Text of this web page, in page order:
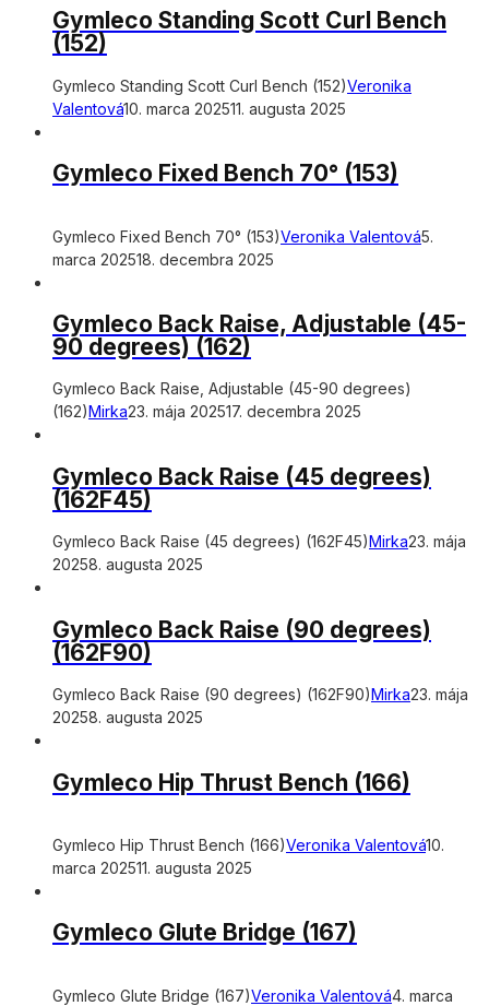
Gymleco Standing Scott Curl Bench
(152)
Gymleco Standing Scott Curl Bench (152)Veronika
Valentová10. marca 202511. augusta 2025
Gymleco Fixed Bench 70° (153)
Gymleco Fixed Bench 70° (153)Veronika Valentová5.
marca 202518. decembra 2025
Gymleco Back Raise, Adjustable (45-
90 degrees) (162)
Gymleco Back Raise, Adjustable (45-90 degrees)
(162) Mirka23. mája 202517. decembra 2025
Gymleco Back Raise (45 degrees)
(162F45)
Gymleco Back Raise (45 degrees) (162F45)Mirka23. mája
20258. augusta 2025
Gymleco Back Raise (90 degrees)
(162F90)
Gymleco Back Raise (90 degrees) (162F90)Mirka23. mája
20258. augusta 2025
Gymleco Hip Thrust Bench (166)
Gymleco Hip Thrust Bench (166)Veronika Valentová10.
marca 202511. augusta 2025
Gymleco Glute Bridge (167)
Gymleco Glute Bridge (167)Veronika Valentová4. marca